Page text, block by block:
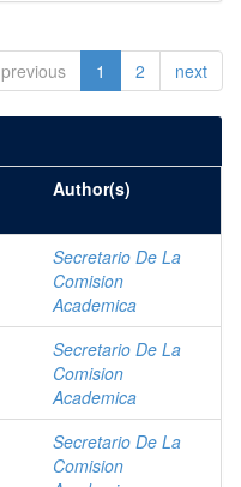
previous 1 2 next
Author(s)
Secretario De La
Comision
Academica
Secretario De La
Comision
Academica
Secretario De La
Comision